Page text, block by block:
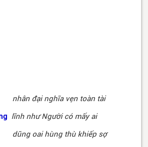
nhân đại nghĩa vẹn toàn tài
lĩnh như Người có mấy ai
dũng oai hùng thù khiếp sợ